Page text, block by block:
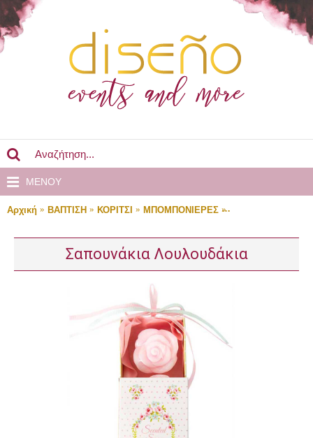
MENOY
Αρχική ΒΑΠΤΙΣΗ ΚΟΡΙΤΣΙ ΜΠΟΜΠΟΝΙΕΡΕΣ Σαπουνάκια
Σαπουνάκια Λουλουδάκια